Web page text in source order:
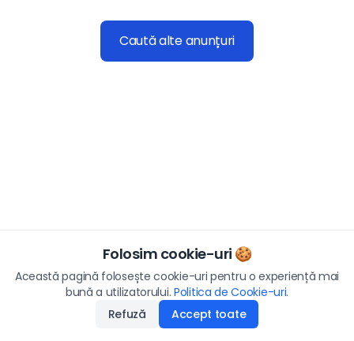
Caută alte anunțuri
Folosim cookie-uri 🍪
Această pagină folosește cookie-uri pentru o experiență mai
bună a utilizatorului. Politica de Cookie-uri.
Refuză
Accept toate